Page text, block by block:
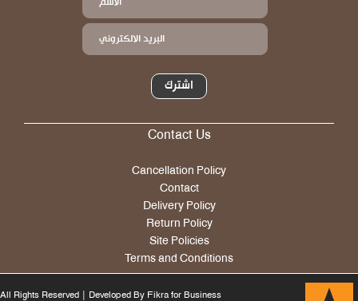
اشترك
Contact Us
Cancellation Policy
Contact
Delivery Policy
Return Policy
Site Policies
Terms and Conditions
All Rights Reserved | Developed By Fikra for Business